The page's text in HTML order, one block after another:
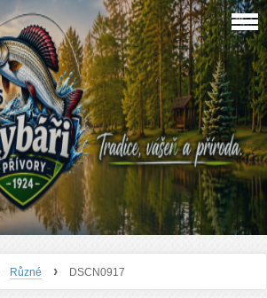
Různé › DSCN0917